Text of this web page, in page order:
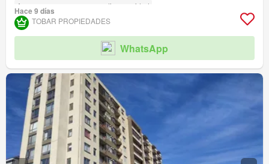
Acceso para personas con discapacidad
Hace 9 días
TOBAR PROPIEDADES
WhatsApp